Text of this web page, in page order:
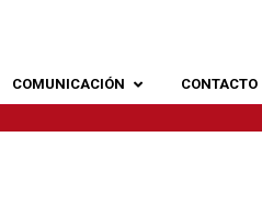
COMUNICACIÓN CONTACTO